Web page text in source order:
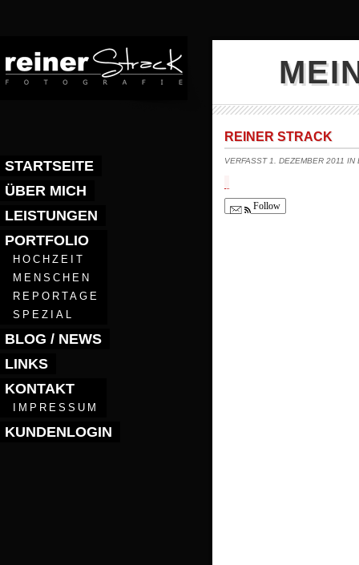
STARTSEITE
ÜBER MICH
LEISTUNGEN
PORTFOLIO
HOCHZEIT
MENSCHEN
REPORTAGE
SPEZIAL
BLOG / NEWS
LINKS
KONTAKT
IMPRESSUM
KUNDENLOGIN
REINER STRACK
VERFASST 1. DEZEMBER 2011
Follow